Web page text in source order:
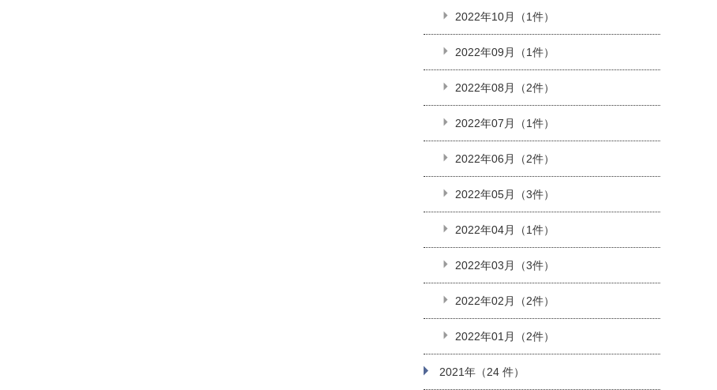
2022年10月（1件）
2022年09月（1件）
2022年08月（2件）
2022年07月（1件）
2022年06月（2件）
2022年05月（3件）
2022年04月（1件）
2022年03月（3件）
2022年02月（2件）
2022年01月（2件）
2021年（24 件）